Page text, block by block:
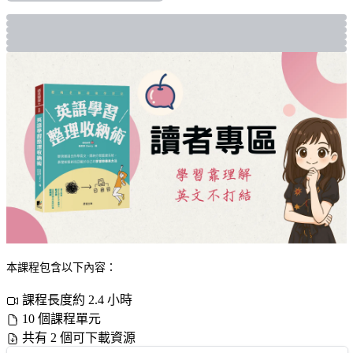
本課程包含以下內容：
課程長度約 2.4 小時
10 個課程單元
共有 2 個可下載資源